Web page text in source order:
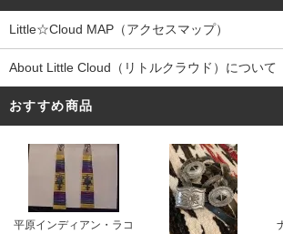
Little☆Cloud MAP（アクセスマップ）
About Little Cloud（リトルクラウド）について
おすすめ商品
平原インディアン・ラコ